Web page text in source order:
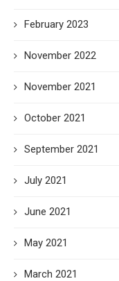
February 2023
November 2022
November 2021
October 2021
September 2021
July 2021
June 2021
May 2021
March 2021